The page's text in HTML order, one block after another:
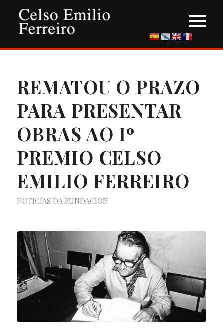
REMATOU O PRAZO
PARA PRESENTAR
OBRAS AO Iº
PREMIO CELSO
EMILIO FERREIRO
NOTICIAS DA FUNDACIÓN